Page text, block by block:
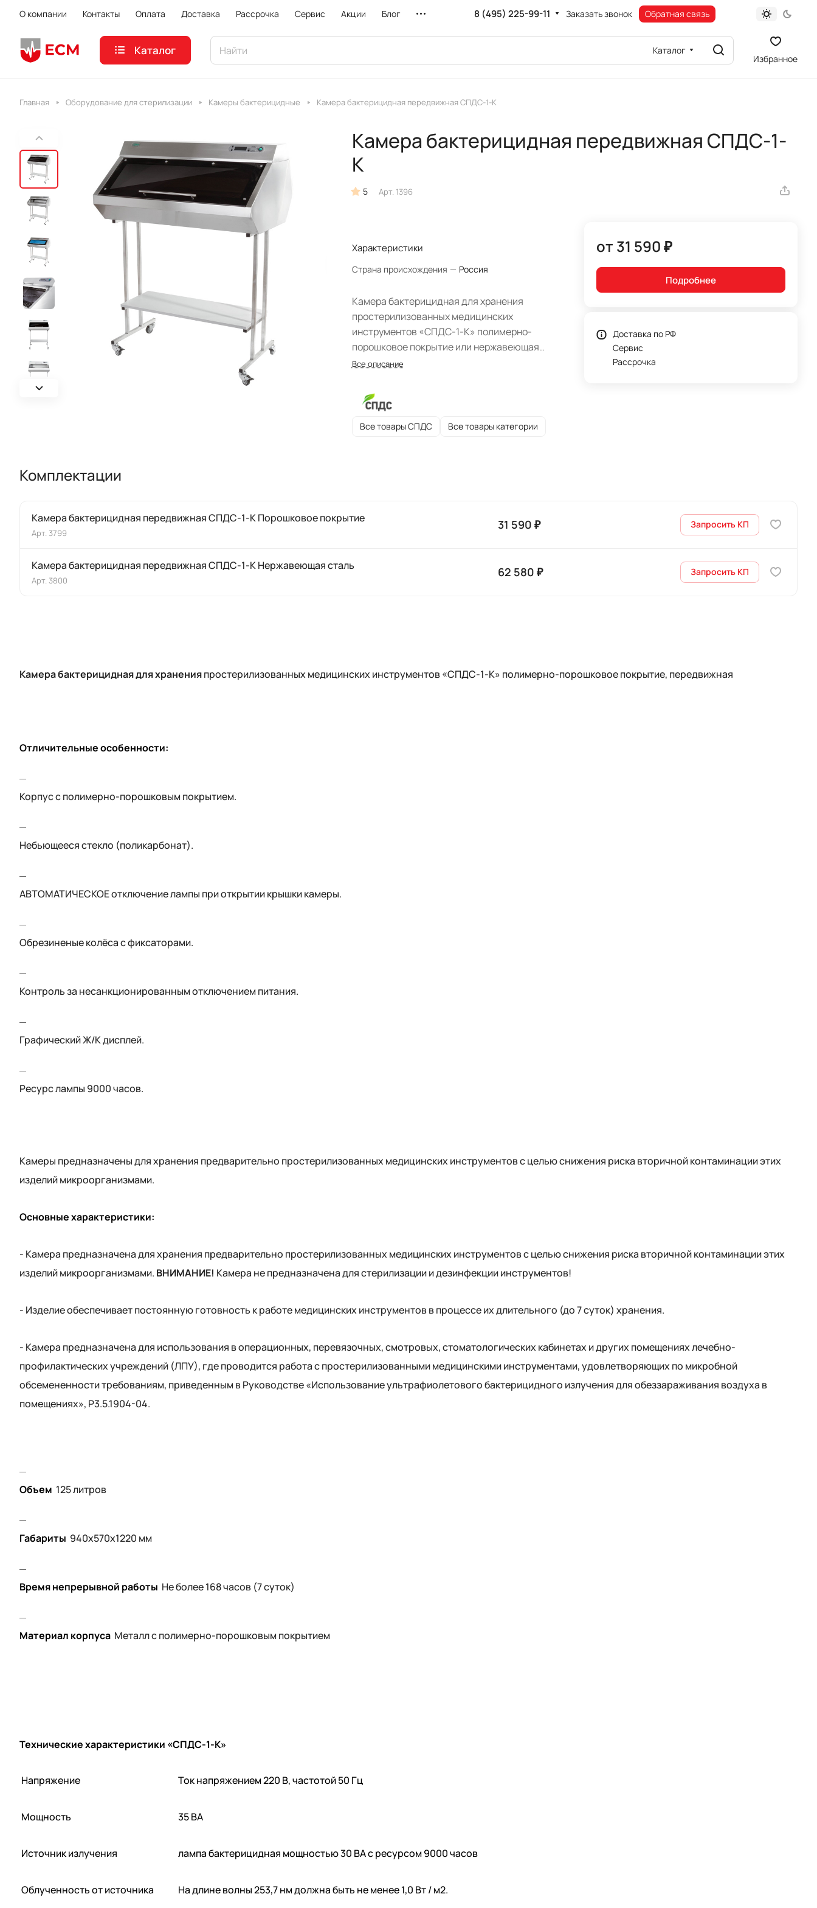
О компании Контакты Оплата Доставка Рассрочка Сервис Акции Блог 8 (495) 225-99-11 Заказать звонок Обратная связь
Каталог Каталог
Избранное
Главная Оборудование для стерилизации Камеры бактерицидные Камера бактерицидная передвижная СПДС-1-К
Камера бактерицидная передвижная СПДС-1-
К
5 Арт. 1396
Характеристики
Страна происхождения — Россия
Камера бактерицидная для хранения
простерилизованных медицинских
инструментов «СПДС-1-К» полимерно-
порошковое покрытие или нержавеющая
сталь, передвижная.
Все описание
Все товары СПДС Все товары категории
от 31 590 ₽
Подробнее
Доставка по РФ
Сервис
Рассрочка
Комплектации
Камера бактерицидная передвижная СПДС-1-К Порошковое покрытие
Арт. 3799
31 590 ₽ Запросить КП
Камера бактерицидная передвижная СПДС-1-К Нержавеющая сталь
Арт. 3800
62 580 ₽ Запросить КП
Камера бактерицидная для храненияпростерилизованных медицинских инструментов «СПДС-1-К» полимерно-порошковое покрытие, передвижная
Отличительные особенности:
Корпус с полимерно-порошковым покрытием.
Небьющееся стекло (поликарбонат).
АВТОМАТИЧЕСКОЕ отключение лампы при открытии крышки камеры.
Обрезиненые колёса с фиксаторами.
Контроль за несанкционированным отключением питания.
Графический Ж/К дисплей.
Ресурс лампы 9000 часов.
Камеры предназначены для хранения предварительно простерилизованных медицинских инструментов с целью снижения риска вторичной контаминации этих
изделий микроорганизмами.
Основные характеристики:
- Камера предназначена для хранения предварительно простерилизованных медицинских инструментов с целью снижения риска вторичной контаминации этих
изделий микроорганизмами. ВНИМАНИЕ! Камера не предназначена для стерилизации и дезинфекции инструментов!
- Изделие обеспечивает постоянную готовность к работе медицинских инструментов в процессе их длительного (до 7 суток) хранения.
- Камера предназначена для использования в операционных, перевязочных, смотровых, стоматологических кабинетах и других помещениях лечебно-
профилактических учреждений (ЛПУ), где проводится работа с простерилизованными медицинскими инструментами, удовлетворяющих по микробной
обсемененности требованиям, приведенным в Руководстве «Использование ультрафиолетового бактерицидного излучения для обеззараживания воздуха в
помещениях», Р3.5.1904-04.
Объем 125 литров
Габариты 940х570х1220 мм
Время непрерывной работы Не более 168 часов (7 суток)
Материал корпуса Металл с полимерно-порошковым покрытием
Технические характеристики «СПДС-1-К»
Напряжение Ток напряжением 220 В, частотой 50 Гц
Мощность 35 ВА
Источник излучения лампа бактерицидная мощностью 30 ВА с ресурсом 9000 часов
Облученность от источника На длине волны 253,7 нм должна быть не менее 1,0 Вт / м2.